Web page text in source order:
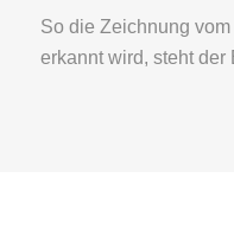
So die Zeichnung
erkannt wird, steht der